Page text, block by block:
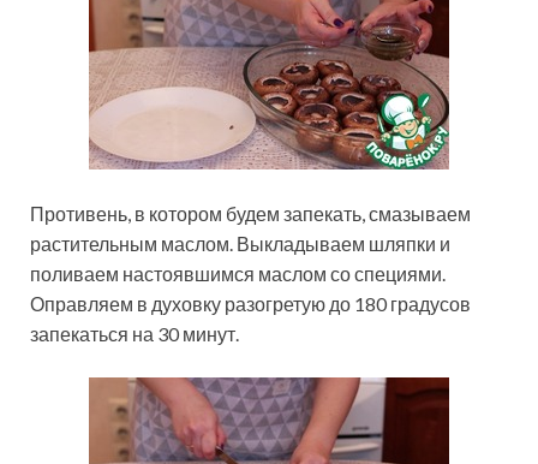
Противень, в котором будем запекать, смазываем
растительным маслом. Выкладываем шляпки и
поливаем настоявшимся маслом со специями.
Оправляем в духовку разогретую до 180 градусов
запекаться на 30 минут.